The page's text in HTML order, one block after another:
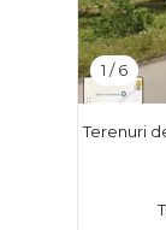
1 /6
Terenuri